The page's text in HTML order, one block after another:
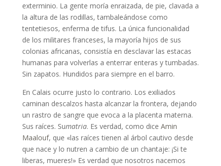
exterminio. La gente moría enraizada, de pie, clavada a
la altura de las rodillas, tambaleándose como
tentetiesos, enferma de tifus. La única funcionalidad
de los militares franceses, la mayoría hijos de sus
colonias africanas, consistía en desclavar las estacas
humanas para volverlas a enterrar enteras y tumbadas.
Sin zapatos. Hundidos para siempre en el barro.
En Calais ocurre justo lo contrario. Los exiliados
caminan descalzos hasta alcanzar la frontera, dejando
un rastro de sangre que evoca a la placenta materna.
Sus raíces. Sumatria. Es verdad, como dice Amin
Maalouf, que «las raíces tienen al árbol cautivo desde
que nace y lo nutren a cambio de un chantaje: ¡Si te
liberas, mueres!» Es verdad que nosotros nacemos